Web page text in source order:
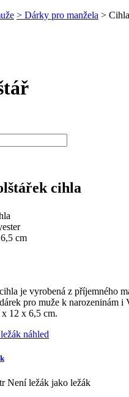
> Dárky pro manžela >
cihla
cm
je vyrobená z příjemného
pro muže k narozeninám i
12 x 6,5 cm.
náhled
Není ležák jako ležák